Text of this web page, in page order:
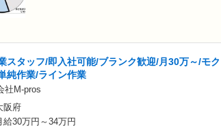
スタッフ/即入社可能/ブランク歓迎/月30万～/モク
純作業/ライン作業
社M-pros
阪府
給30万円～34万円